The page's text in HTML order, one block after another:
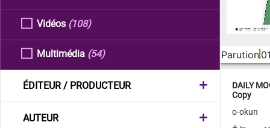
Vidéos (108)
Multimédia (54)
ÉDITEUR / PRODUCTEUR
AUTEUR
Parution
DAILY
Copy
o-okun